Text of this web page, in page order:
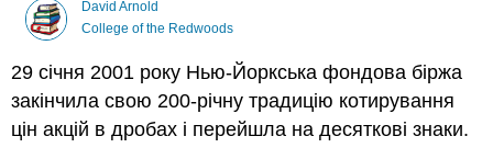
David Arnold
College of the Redwoods
29 січня 2001 року Нью-Йоркська фондова біржа
закінчила свою 200-річну традицію котирування
цін акцій в дробах і перейшла на десяткові знаки.